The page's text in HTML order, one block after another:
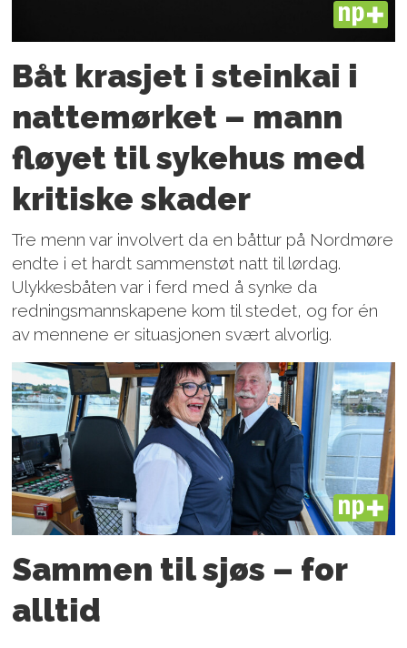
PLUS
Båt krasjet i steinkai i
nattemørket – mann
fløyet til sykehus med
kritiske skader
Tre menn var involvert da en båttur på Nordmøre
endte i et hardt sammenstøt natt til lørdag.
Ulykkesbåten var i ferd med å synke da
redningsmannskapene kom til stedet, og for én
av mennene er situasjonen svært alvorlig.
PLUS
Sammen til sjøs – for
alltid